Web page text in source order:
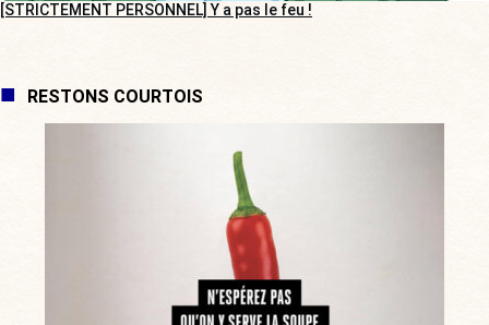
[STRICTEMENT PERSONNEL] Y a pas le feu !
RESTONS COURTOIS